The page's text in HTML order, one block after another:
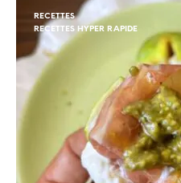
RECETTES
RECETTES HYPER RAPIDE